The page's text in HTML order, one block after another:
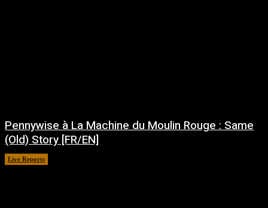
Pennywise à La Machine du Moulin Rouge : Same
(Old) Story [FR/EN]
Live Reports